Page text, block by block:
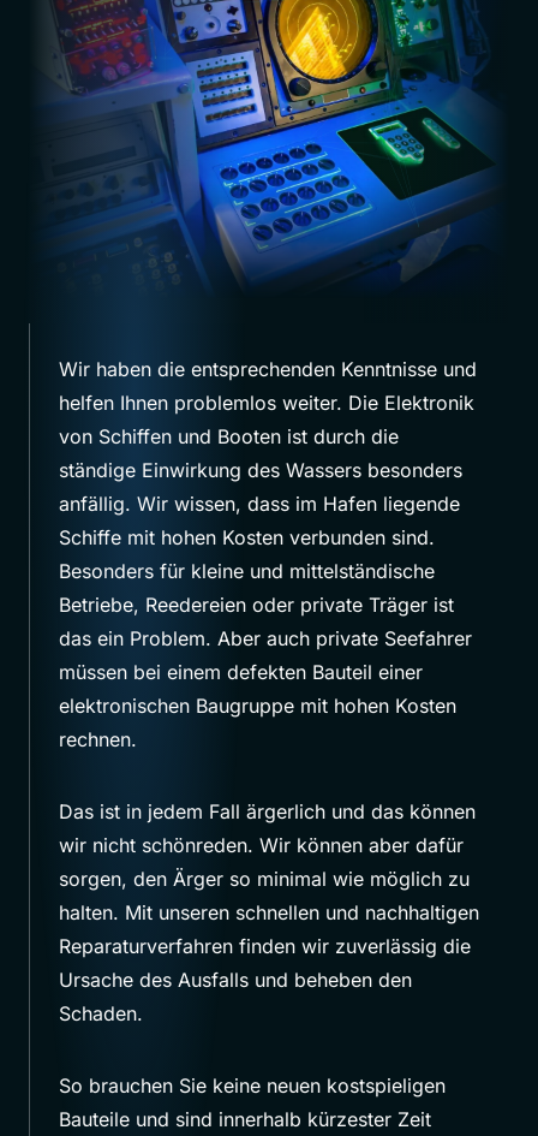
Wir haben die entsprechenden Kenntnisse und
helfen Ihnen problemlos weiter. Die Elektronik
von Schiffen und Booten ist durch die
ständige Einwirkung des Wassers besonders
anfällig. Wir wissen, dass im Hafen liegende
Schiffe mit hohen Kosten verbunden sind.
Besonders für kleine und mittelständische
Betriebe, Reedereien oder private Träger ist
das ein Problem. Aber auch private Seefahrer
müssen bei einem defekten Bauteil einer
elektronischen Baugruppe mit hohen Kosten
rechnen.
Das ist in jedem Fall ärgerlich und das können
wir nicht schönreden. Wir können aber dafür
sorgen, den Ärger so minimal wie möglich zu
halten. Mit unseren schnellen und nachhaltigen
Reparaturverfahren finden wir zuverlässig die
Ursache des Ausfalls und beheben den
Schaden.
So brauchen Sie keine neuen kostspieligen
Bauteile und sind innerhalb kürzester Zeit